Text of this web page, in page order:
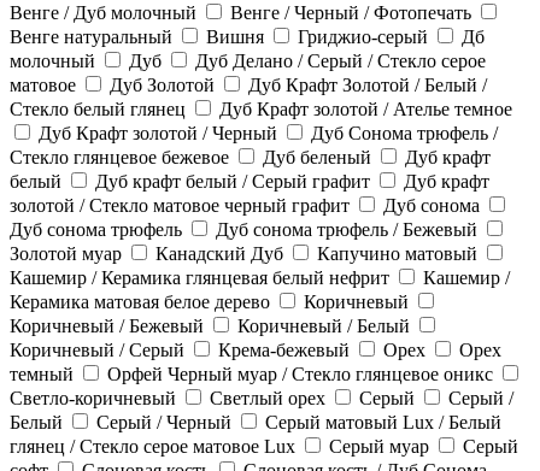
Венге / Дуб молочный
Венге / Черный / Фотопечать
Венге натуральный
Вишня Гриджио-серый
Дб
молочный
Дуб
Дуб Делано / Серый / Стекло серое
матовое
Дуб Золотой
Дуб Крафт Золотой / Белый /
Стекло белый глянец
Дуб Крафт золотой / Ателье темное
Дуб Крафт золотой / Черный
Дуб Сонома трюфель /
Стекло глянцевое бежевое
Дуб беленый
Дуб крафт
белый
Дуб крафт белый / Серый графит
Дуб крафт
золотой / Стекло матовое черный графит
Дуб сонома
Дуб сонома трюфель
Дуб сонома трюфель / Бежевый
Золотой муар
Канадский Дуб
Капучино матовый
Кашемир / Керамика глянцевая белый нефрит
Кашемир /
Керамика матовая белое дерево
Коричневый
Коричневый / Бежевый
Коричневый / Белый
Коричневый / Серый
Крема-бежевый Орех
Орех
темный
Орфей Черный муар / Стекло глянцевое оникс
Светло-коричневый
Светлый орех Серый
Серый /
Белый
Серый / Черный
Серый матовый Lux / Белый
глянец / Стекло серое матовое Lux
Серый муар
Серый